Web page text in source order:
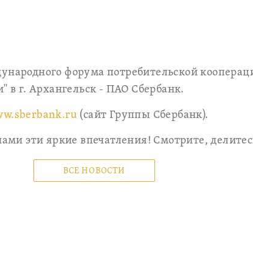
форума потребительской
в г. Архангельск - ПАО Сбербанк.
(сайт Группы Сбербанк).
эти яркие впечатления! Смотрите,
ВСЕ НОВОСТИ